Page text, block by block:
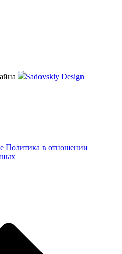
Sadovskiy Design
Политика в отношении